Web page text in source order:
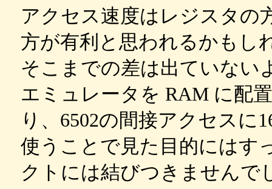
アクセス速度はレジスタの
方が有利と思われるかもし
そこまでの差は出ていない
エミュレータを RAM に配
り、6502の間接アクセスに
使うことで見た目的にはす
クトには結びつきませんで